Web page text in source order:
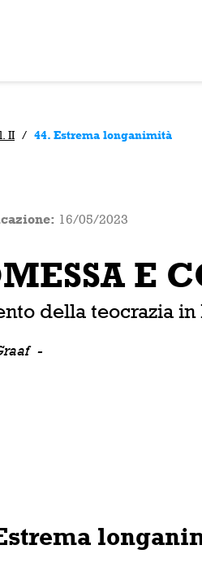
II / 44. Estrema longanimità
16/05/2023
E
della teocrazia in
-